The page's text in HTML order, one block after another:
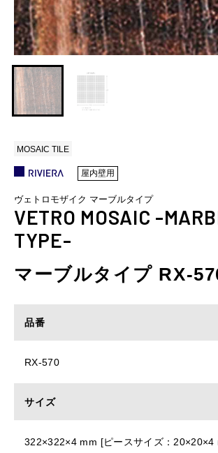
MOSAIC TILE
屋内壁用
ヴェトロモザイク マーブルタイプ
VETRO MOSAIC -
TYPE-
マーブルタイプ RX-
品番
RX-570
サイズ
322×322×4 mm [ピースサイズ：20×20×4